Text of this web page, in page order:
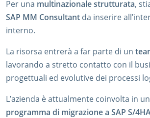
Per una multinazionale strutturata,
SAP MM Consultant da inserire
interno.
La risorsa entrerà a far parte di un
lavorando a stretto contatto con il
progettuali ed evolutive dei processi
L’azienda è attualmente coinvolta in
programma di migrazione a SAP S/